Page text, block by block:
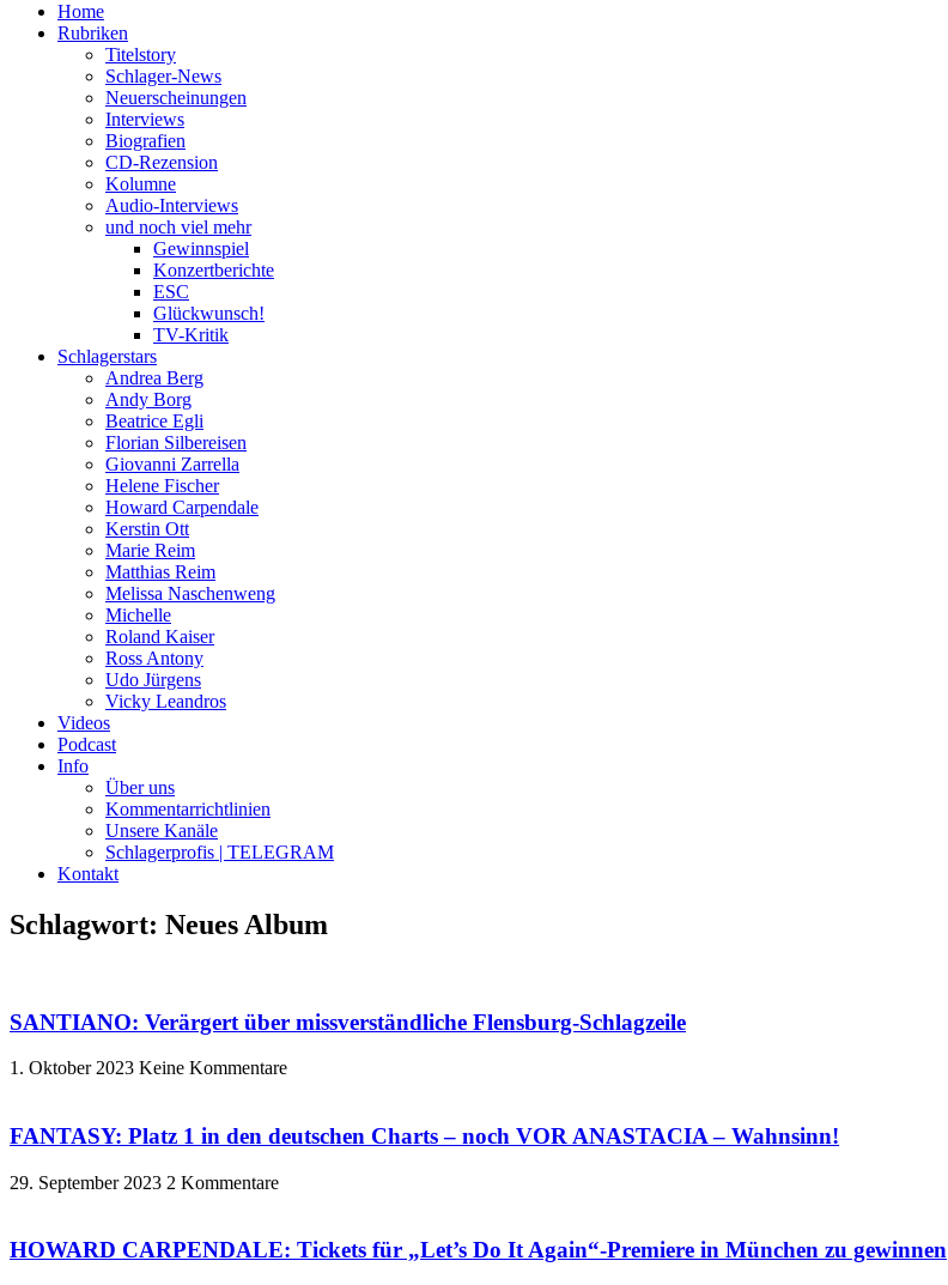
Home
Rubriken
Titelstory
Schlager-News
Neuerscheinungen
Interviews
Biografien
CD-Rezension
Kolumne
Audio-Interviews
und noch viel mehr
Gewinnspiel
Konzertberichte
ESC
Glückwunsch!
TV-Kritik
Schlagerstars
Andrea Berg
Andy Borg
Beatrice Egli
Florian Silbereisen
Giovanni Zarrella
Helene Fischer
Howard Carpendale
Kerstin Ott
Marie Reim
Matthias Reim
Melissa Naschenweng
Michelle
Roland Kaiser
Ross Antony
Udo Jürgens
Vicky Leandros
Videos
Podcast
Info
Über uns
Kommentarrichtlinien
Unsere Kanäle
Schlagerprofis | TELEGRAM
Kontakt
Schlagwort: Neues Album
SANTIANO: Verärgert über missverständliche Flensburg-Schlagzeile
1. Oktober 2023 Keine Kommentare
FANTASY: Platz 1 in den deutschen Charts – noch VOR ANASTACIA – Wahnsinn!
29. September 2023 2 Kommentare
HOWARD CARPENDALE: Tickets für „Let’s Do It Again“-Premiere in München zu gewinnen